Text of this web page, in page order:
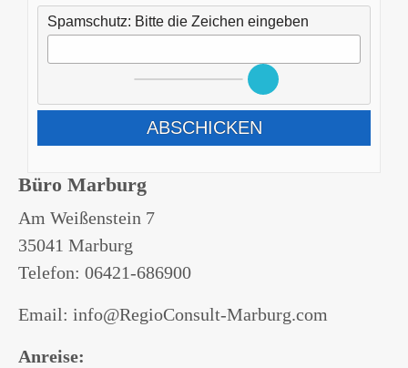
Spamschutz: Bitte die Zeichen eingeben
ABSCHICKEN
Büro Marburg
Am Weißenstein 7
35041 Marburg
Telefon: 06421-686900
Email: info@RegioConsult-Marburg.com
Anreise: